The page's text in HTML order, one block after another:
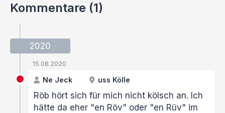
Kommentare (1)
2020
15.08.2020
Ne Jeck uss Kölle
Röb hört sich für mich nicht kölsch an. Ich
hätte da eher "en Röv" oder "en Rüv" im